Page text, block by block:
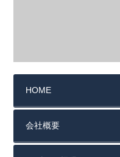
HOME
会社概要